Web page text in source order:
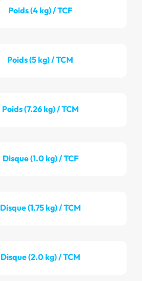
Poids (4 kg) / TCF
Poids (5 kg) / TCM
Poids (7.26 kg) / TCM
Disque (1.0 kg) / TCF
Disque (1.75 kg) / TCM
Disque (2.0 kg) / TCM